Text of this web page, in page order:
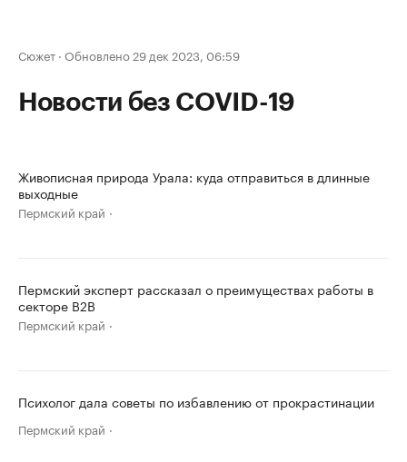
Сюжет · Обновлено 29 дек 2023, 06:59
Новости без COVID-19
Живописная природа Урала: куда отправиться в длинные
выходные
Пермский край
Пермский эксперт рассказал о преимуществах работы в
секторе B2B
Пермский край
Психолог дала советы по избавлению от прокрастинации
Пермский край